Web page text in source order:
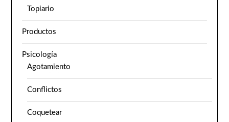
Topiario
Productos
Psicología
Agotamiento
Conflictos
Coquetear